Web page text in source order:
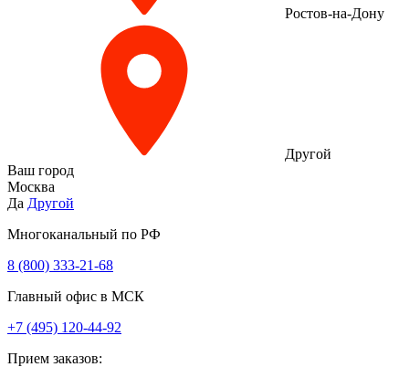
Ростов-на-Дону
Другой
Ваш город
Москва
Да Другой
Многоканальный по РФ
8 (800) 333‑21-68
Главный офис в МСК
+7 (495) 120-44-92
Прием заказов: